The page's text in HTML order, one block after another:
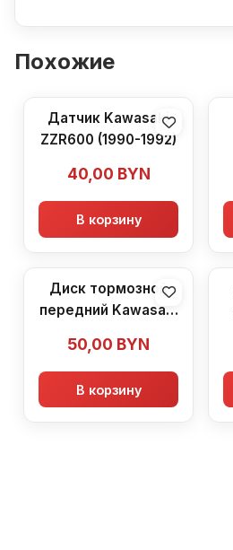
Похожие
Датчик Kawasaki
ZZR600 (1990-1992)
40,00 BYN
В корзину
Диск тормозной
передний Kawasaki
50,00 BYN
В корзину